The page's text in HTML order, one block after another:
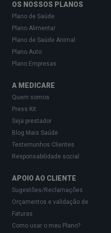
OS NOSSOS PLANOS
Plano de Saúde
Plano Alimentar
Plano de Saúde Animal
Plano Auto
Plano Empresas
A MEDICARE
Quem somos
Press Kit
Seja prestador
Blog Mais Saúde
Testemunhos Clientes
Responsabilidade social
APOIO AO CLIENTE
Sugestões/Reclamações
Orçamentos e validação de
Faturas
Como usar o meu Plano?